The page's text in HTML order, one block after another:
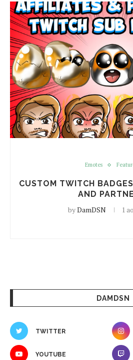
Emotes
CUSTOM TWITCH
AND
byDamDSN 1
DAMDSN
TWITTER
YOUTUBE